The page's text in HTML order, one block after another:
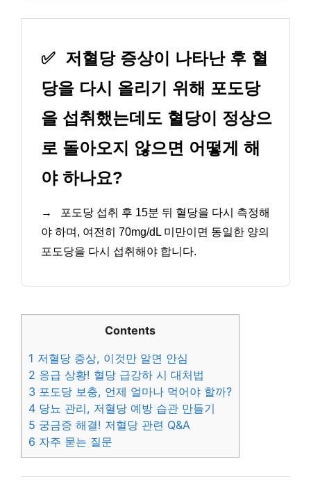
✅ 저혈당 증상이 나타난 후 혈
당을 다시 올리기 위해 포도당
을 섭취했는데도 혈당이 정상으
로 돌아오지 않으면 어떻게 해
야 하나요?
→
포도당 섭취 후 15분 뒤 혈당을 다시 측정해
야 하며, 여전히 70mg/dL 미만이면 동일한 양의
포도당을 다시 섭취해야 합니다.
Contents
1 저혈당 증상, 이것만 알면 안심
2 응급 상황! 혈당 급강하 시 대처법
3 포도당 보충, 언제 얼마나 먹어야 할까?
4 당뇨 관리, 저혈당 예방 습관 만들기
5 궁금증 해결! 저혈당 관련 Q&A
6 자주 묻는 질문